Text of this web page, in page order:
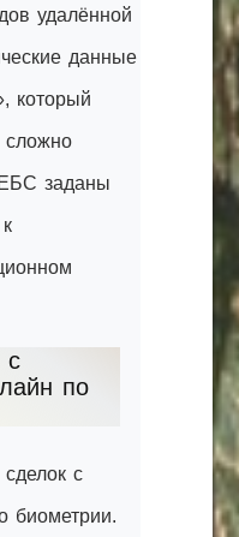
удалённой
данные
который
сложно
заданы
с
по
с
биометрии.